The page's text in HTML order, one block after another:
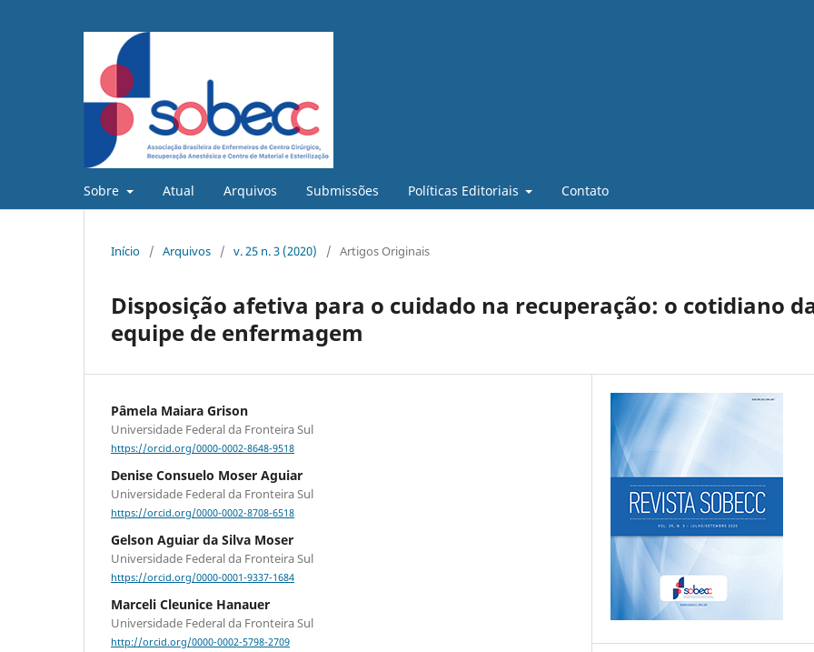
Sobre Atual Arquivos Submissões Políticas Editoriais Contato
Início / Arquivos / v. 25 n. 3 (2020) / Artigos Originais
Disposição afetiva para o cuidado na recuperação: o cotidiano
equipe de enfermagem
Pâmela Maiara Grison
Universidade Federal da Fronteira Sul
https://orcid.org/0000-0002-8648-9518
Denise Consuelo Moser Aguiar
Universidade Federal da Fronteira Sul
https://orcid.org/0000-0002-8708-6518
Gelson Aguiar da Silva Moser
Universidade Federal da Fronteira Sul
https://orcid.org/0000-0001-9337-1684
Marceli Cleunice Hanauer
Universidade Federal da Fronteira Sul
http://orcid.org/0000-0002-5798-2709